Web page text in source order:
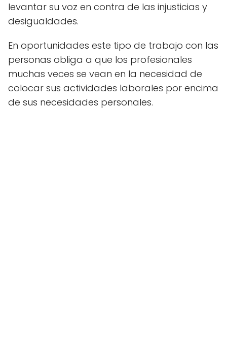
levantar su voz en contra de las injusticias y
desigualdades.
En oportunidades este tipo de trabajo con las
personas obliga a que los profesionales
muchas veces se vean en la necesidad de
colocar sus actividades laborales por encima
de sus necesidades personales.